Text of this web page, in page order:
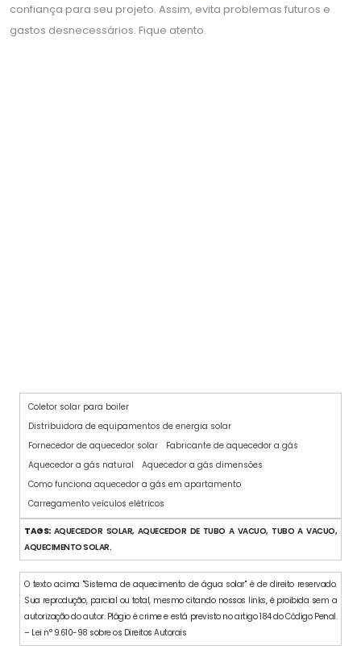
confiança para seu projeto. Assim, evita problemas futuros e
gastos desnecessários. Fique atento.
Coletor solar para boiler
Distribuidora de equipamentos de energia solar
Fornecedor de aquecedor solar
Fabricante de aquecedor a gás
Aquecedor a gás natural
Aquecedor a gás dimensões
Como funciona aquecedor a gás em apartamento
Carregamento veículos elétricos
TAGS:AQUECEDOR SOLAR, AQUECEDOR DE TUBO A VACUO, TUBO A VACUO,
AQUECIMENTO SOLAR.
O texto acima "Sistema de aquecimento de água solar" é de direito reservado.
Sua reprodução, parcial ou total, mesmo citando nossos links, é proibida sem a
autorização do autor. Plágio é crime e está previsto no artigo 184 do Código Penal.
– Lei n° 9.610-98 sobre os Direitos Autorais